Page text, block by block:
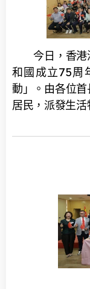
今日，香港
和國成立75周
動」。由各位
居民，派發生活